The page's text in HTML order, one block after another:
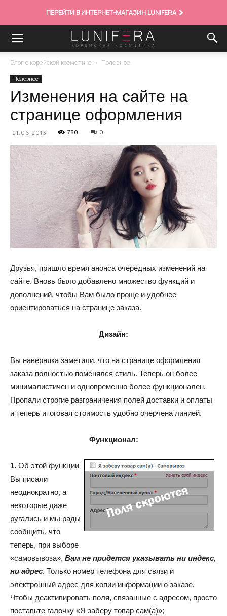
ПЕРЕЙТИ В ИНТЕРНЕТ-МАГАЗИН LUNIFERA
Блог о корейской косметике Полезное
Полезное
Изменения на сайте на
странице оформления
21.06.2013 780 0
Друзья, пришло время анонса очередных изменений на
сайте. Вновь было добавлено множество функций и
дополнений, чтобы Вам было проще и удобнее
ориентироваться на странице заказа.
Дизайн:
Вы наверняка заметили, что на странице оформления
заказа полностью поменялся стиль. Теперь он более
минималистичен и одновременно более функционален.
Пропали строгие разграничения полей доставки и оплаты
и теперь итоговая стоимость удобно очерчена линией.
Функционал:
1. Об этой функции
Вы писали
неоднократно, а
некоторые даже
ругались и мы рады
сообщить, что
теперь, при выборе
«самовывоза», Вам не придется указывать ни индекс,
ни адрес. Только номер телефона для связи и
электронный адрес для копии информации о заказе.
Чтобы деактивировать поля, связанные с адресом, просто
поставьте галочку «Я заберу товар сам(а)»;